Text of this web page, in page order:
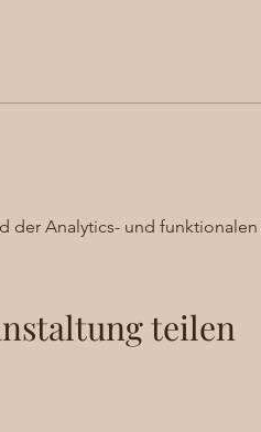
der Analytics- und
teilen